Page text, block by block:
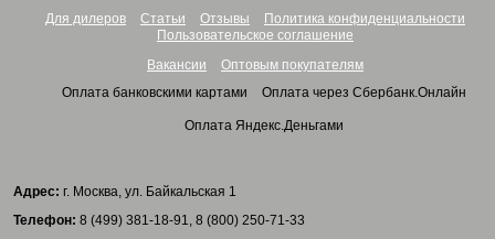
Для дилеров Статьи Отзывы
Политика конфиденциальности
Пользовательское соглашение
Вакансии
Оптовым покупателям
Оплата банковскими картами
Оплата через Сбербанк.Онлайн
Оплата Яндекс.Деньгами
Адрес: г. Москва, ул. Байкальская 1
Телефон: 8 (499) 381-18-91, 8 (800) 250-71-33